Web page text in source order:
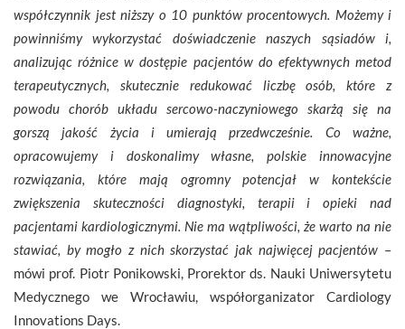
współczynnik jest niższy o 10 punktów procentowych. Możemy i
powinniśmy wykorzystać doświadczenie naszych sąsiadów i,
analizując różnice w dostępie pacjentów do efektywnych metod
terapeutycznych, skutecznie redukować liczbę osób, które z
powodu chorób układu sercowo-naczyniowego skarżą się na
gorszą jakość życia i umierają przedwcześnie. Co ważne,
opracowujemy i doskonalimy własne, polskie innowacyjne
rozwiązania, które mają ogromny potencjał w kontekście
zwiększenia skuteczności diagnostyki, terapii i opieki nad
pacjentami kardiologicznymi. Nie ma wątpliwości, że warto na nie
stawiać, by mogło z nich skorzystać jak najwięcej pacjentów –
mówi prof. Piotr Ponikowski, Prorektor ds. Nauki Uniwersytetu
Medycznego we Wrocławiu, współorganizator Cardiology
Innovations Days.